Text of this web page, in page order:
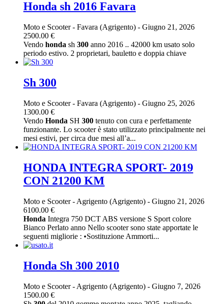
Honda sh 2016 Favara
Moto e Scooter- Favara (Agrigento) - Giugno 21, 2026
2500.00 €
Vendo honda sh 300 anno 2016 .. 42000 km usato solo
periodo estivo. 2 proprietari, bauletto e doppia chiave
Sh 300
Moto e Scooter- Favara (Agrigento) - Giugno 25, 2026
1300.00 €
Vendo Honda SH 300 tenuto con cura e perfettamente
funzionante. Lo scooter è stato utilizzato principalmente nei
mesi estivi, per circa due mesi all’a...
HONDA INTEGRA SPORT- 2019
CON 21200 KM
Moto e Scooter- Agrigento (Agrigento) - Giugno 21, 2026
6100.00 €
Honda Integra 750 DCT ABS versione S Sport colore
Bianco Perlato anno Nello scooter sono state apportate le
seguenti migliorie : •Sostituzione Ammorti...
Honda Sh 300 2010
Moto e Scooter- Agrigento (Agrigento) - Giugno 7, 2026
1500.00 €